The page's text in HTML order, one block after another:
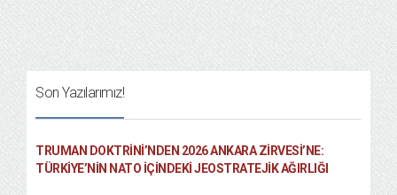
Son Yazılarımız!
TRUMAN DOKTRINI’NDEN 2026 ANKARA ZIRVESI’NE:
TÜRKIYE’NIN NATO İÇINDEKI JEOSTRATEJIK AĞIRLIĞI